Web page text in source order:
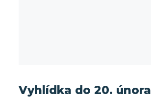
Vyhlídka do 20. února